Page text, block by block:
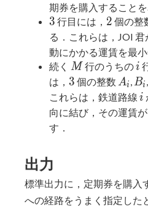
期券を購入することを
3
3 行目には， 2
2 個の整
る．これらは，JOI 君
動にかかる運賃を最
続く M
M 行のうちのi
i
は， 3
3 個の整数 A_i
Ai ,Bi ,
これらは，鉄道路線 i
i
向に結び，その運賃が
す．
出力
標準出力に，定期券を購入
への経路をうまく指定した